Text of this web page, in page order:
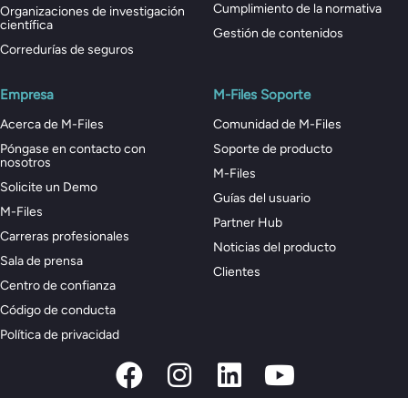
Organizaciones de investigación
científica
Corredurías de seguros
Cumplimiento de la normativa
Gestión de contenidos
Empresa
Acerca de M-Files
Póngase en contacto con
nosotros
Solicite un Demo
M-Files
Carreras profesionales
Sala de prensa
Centro de confianza
Código de conducta
Política de privacidad
M-Files Soporte
Comunidad de M-Files
Soporte de producto
M-Files
Guías del usuario
Partner Hub
Noticias del producto
Clientes